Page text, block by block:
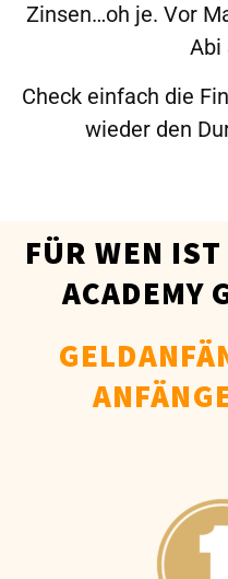
Zinsen…oh je. Vor
Abi
Check einfach die
wieder den
FÜR WEN
ACADEMY